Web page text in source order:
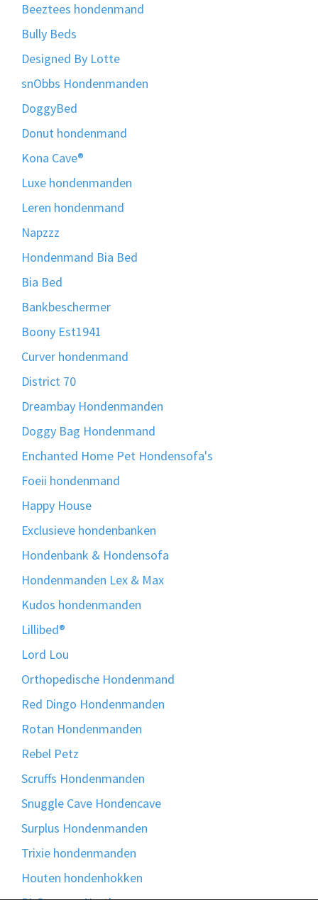
Beeztees hondenmand
Bully Beds
Designed By Lotte
snObbs Hondenmanden
DoggyBed
Donut hondenmand
Kona Cave®
Luxe hondenmanden
Leren hondenmand
Napzzz
Hondenmand Bia Bed
Bia Bed
Bankbeschermer
Boony Est1941
Curver hondenmand
District 70
Dreambay Hondenmanden
Doggy Bag Hondenmand
Enchanted Home Pet Hondensofa's
Foeii hondenmand
Happy House
Exclusieve hondenbanken
Hondenbank & Hondensofa
Hondenmanden Lex & Max
Kudos hondenmanden
Lillibed®
Lord Lou
Orthopedische Hondenmand
Red Dingo Hondenmanden
Rotan Hondenmanden
Rebel Petz
Scruffs Hondenmanden
Snuggle Cave Hondencave
Surplus Hondenmanden
Trixie hondenmanden
Houten hondenhokken